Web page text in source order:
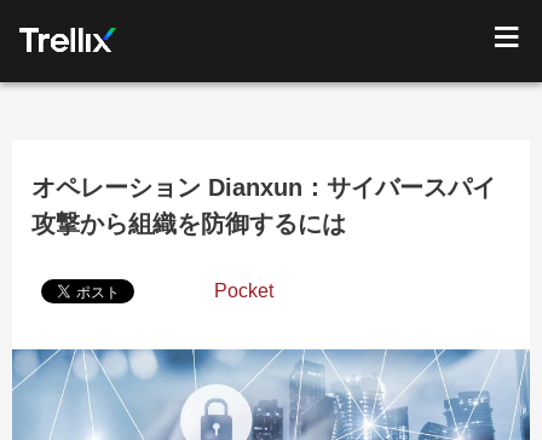
オペレーション Dianxun：サイバースパイ
攻撃から組織を防御するには
Pocket